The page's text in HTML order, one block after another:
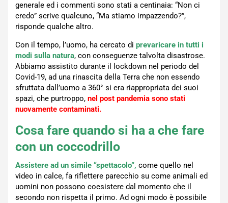
generale ed i commenti sono stati a centinaia: “Non ci
credo” scrive qualcuno, “Ma stiamo impazzendo?”,
risponde qualche altro.
Con il tempo, l’uomo, ha cercato di prevaricare in tutti i
modi sulla natura, con conseguenze talvolta disastrose.
Abbiamo assistito durante il lockdown nel periodo del
Covid-19, ad una rinascita della Terra che non essendo
sfruttata dall’uomo a 360° si era riappropriata dei suoi
spazi, che purtroppo, nel post pandemia sono stati
nuovamente contaminati.
Cosa fare quando si ha a che fare
con un coccodrillo
Assistere ad un simile “spettacolo”, come quello nel
video in calce, fa riflettere parecchio su come animali ed
uomini non possono coesistere dal momento che il
secondo non rispetta il primo. Ad ogni modo è possibile